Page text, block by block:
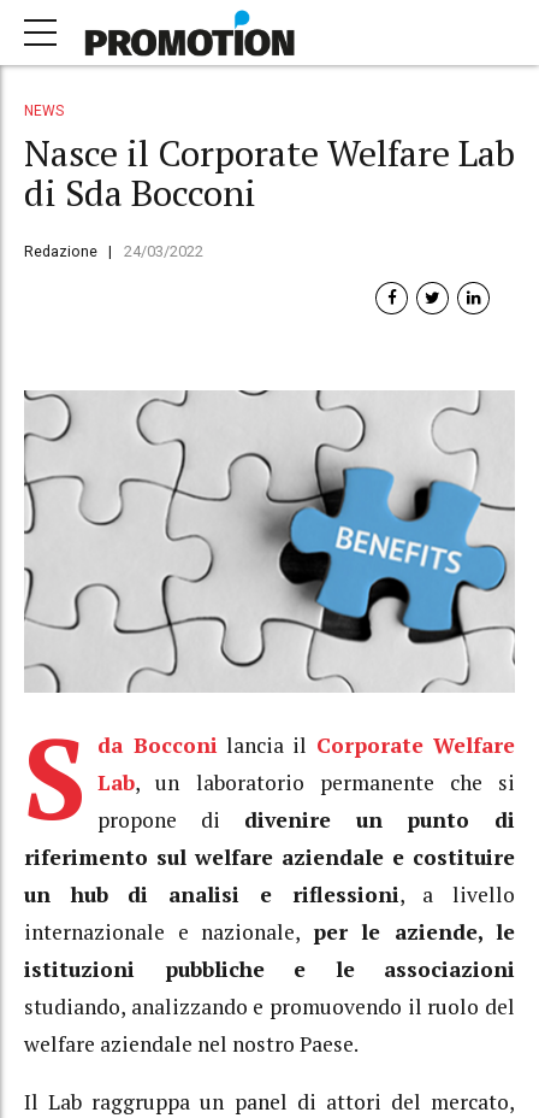
NEWS
Nasce il Corporate Welfare Lab
di Sda Bocconi
Redazione 24/03/2022
S da Bocconilancia il Corporate Welfare
Lab, un laboratorio permanente che si
propone di divenire un punto di
riferimento sul welfare aziendale e costituire
un hub di analisi e riflessioni, a livello
internazionale e nazionale, per le aziende, le
istituzioni pubbliche e le associazioni
studiando, analizzando e promuovendo il ruolo del
welfare aziendale nel nostro Paese.
Il Lab raggruppa un panel di attori del mercato,